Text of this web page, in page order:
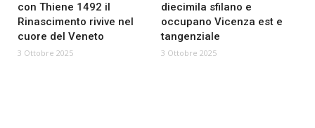
con Thiene 1492 il
Rinascimento rivive nel
cuore del Veneto
3 Ottobre 2025
diecimila sfilano e
occupano Vicenza est e
tangenziale
3 Ottobre 2025